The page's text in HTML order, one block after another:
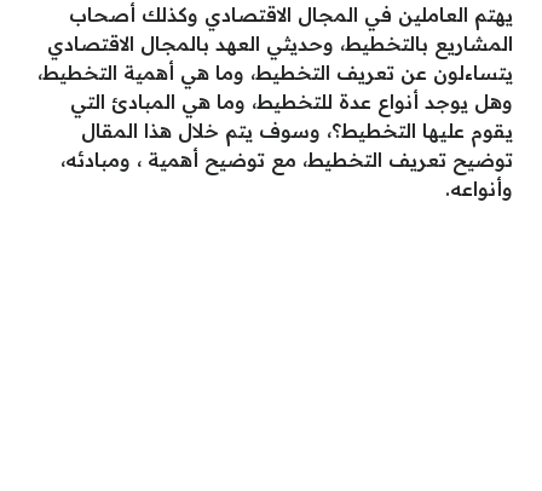
يهتم العاملين في المجال الاقتصادي وكذلك أصحاب
المشاريع بالتخطيط، وحديثي العهد بالمجال الاقتصادي
يتساءلون عن تعريف التخطيط، وما هي أهمية التخطيط،
وهل يوجد أنواع عدة للتخطيط، وما هي المبادئ التي
يقوم عليها التخطيط؟، وسوف يتم خلال هذا المقال
توضيح تعريف التخطيط، مع توضيح أهمية ، ومبادئه،
وأنواعه.